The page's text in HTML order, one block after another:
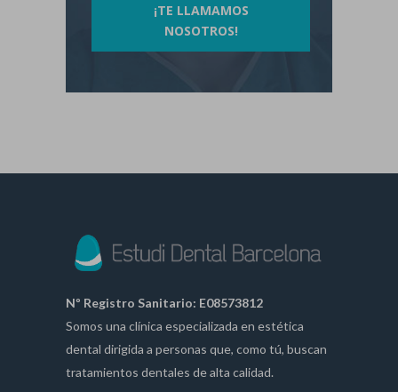
¡TE LLAMAMOS
NOSOTROS!
Nº Registro Sanitario: E08573812
Somos una clínica especializada en estética
dental dirigida a personas que, como tú, buscan
tratamientos dentales de alta calidad.